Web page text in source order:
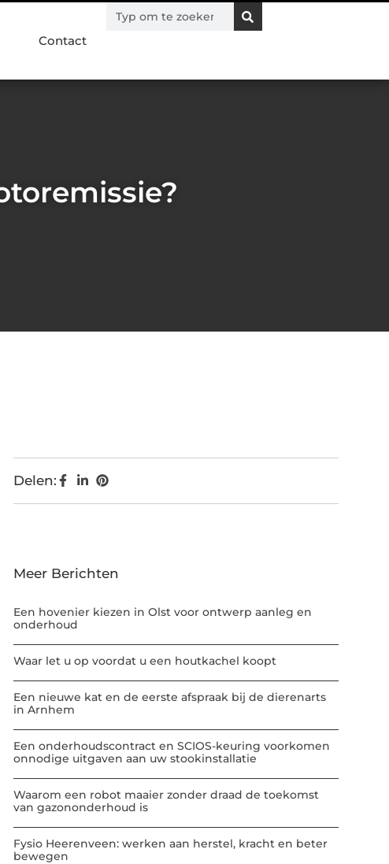
Contact
Delen:
Meer Berichten
Een hovenier kiezen in Olst voor ontwerp aanleg en
onderhoud
Waar let u op voordat u een houtkachel koopt
Een nieuwe kat en de eerste afspraak bij de dierenarts
in Arnhem
Een onderhoudscontract en SCIOS-keuring voorkomen
onnodige uitgaven aan uw stookinstallatie
Waarom een robot maaier zonder draad de toekomst
van gazononderhoud is
Fysio Heerenveen: werken aan herstel, kracht en beter
bewegen